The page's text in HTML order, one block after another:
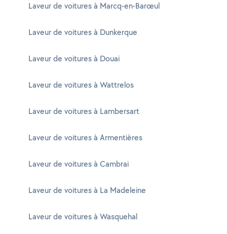
Laveur de voitures à Marcq-en-Barœul
Laveur de voitures à Dunkerque
Laveur de voitures à Douai
Laveur de voitures à Wattrelos
Laveur de voitures à Lambersart
Laveur de voitures à Armentières
Laveur de voitures à Cambrai
Laveur de voitures à La Madeleine
Laveur de voitures à Wasquehal